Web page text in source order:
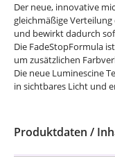
Der neue, innovative
gleichmäßige
und bewirkt dadurch
Die FadeStopFormula
um zusätzlichen
Die neue Luminescine
in sichtbares Licht und
Produktdaten /